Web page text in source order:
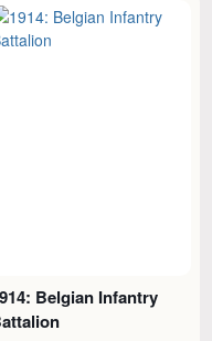
Belgian Infantry